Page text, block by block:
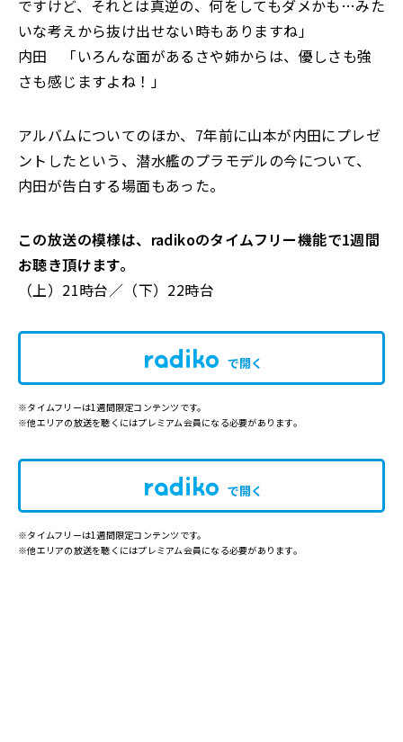
ですけど、それとは真逆の、何をしてもダメかも…みた
いな考えから抜け出せない時もありますね」
内田 「いろんな面があるさや姉からは、優しさも強
さも感じますよね！」
アルバムについてのほか、7年前に山本が内田にプレゼ
ントしたという、潜水艦のプラモデルの今について、
内田が告白する場面もあった。
この放送の模様は、radikoのタイムフリー機能で1週間
お聴き頂けます。
（上）21時台／（下）22時台
で開く
※タイムフリーは1週間限定コンテンツです。
※他エリアの放送を聴くにはプレミアム会員になる必要があります。
で開く
※タイムフリーは1週間限定コンテンツです。
※他エリアの放送を聴くにはプレミアム会員になる必要があります。